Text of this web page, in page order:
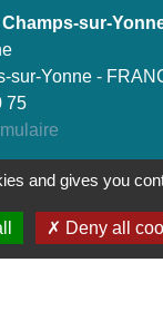
sur-
sur-Yonne -
75
and gives you
Deny all